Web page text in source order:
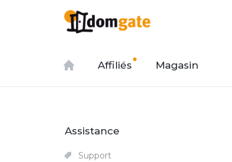
Affiliés Magasin
Assistance
Support